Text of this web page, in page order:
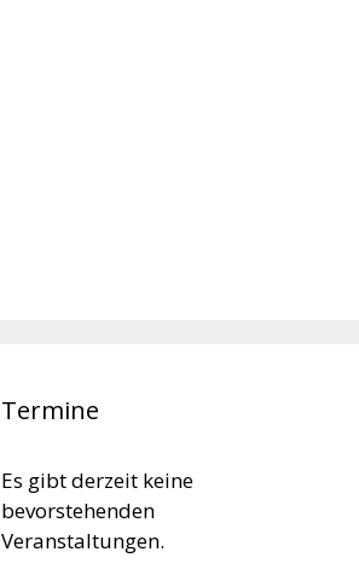
Termine
Es gibt derzeit keine
bevorstehenden
Veranstaltungen.